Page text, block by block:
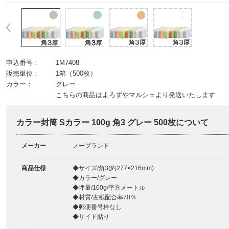
申込番号：
1M7408
販売単位：
1箱（500枚）
カラー：
グレー
こちらの商品はよろずやマルシェより発送いたします
カラー封筒 Sカラー 100g 角3 グレー 500枚について
メーカー ノーブランド
商品仕様
◆サイズ/角3(約277×216mm)
◆カラー/グレー
◆坪量/100g/平方メートル
◆材質/古紙配合率70％
◆郵便番号枠なし
◆サイド貼り